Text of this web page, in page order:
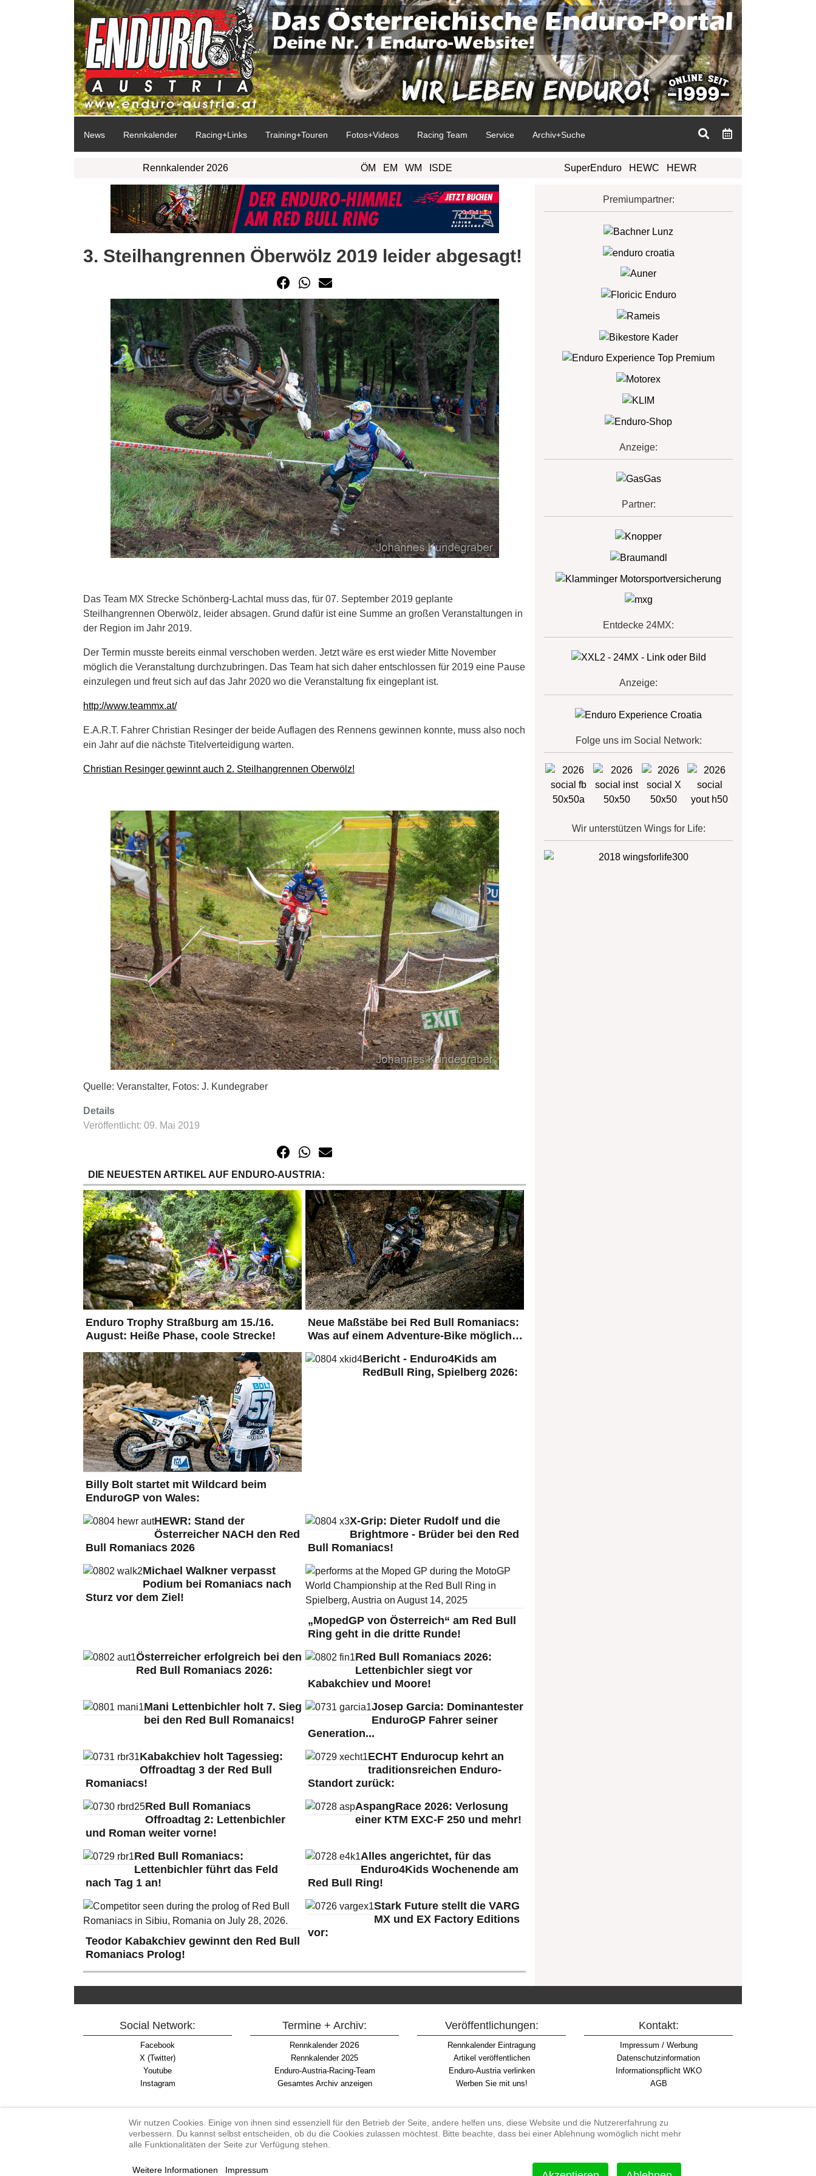
News Rennkalender Racing+Links Training+Touren Fotos+Videos Racing Team Service Archiv+Suche
Rennkalender 2026 ÖM EM WM ISDE SuperEnduro HEWC HEWR
3. Steilhangrennen Öberwölz 2019 leider abgesagt!
Das Team MX Strecke Schönberg-Lachtal muss das, für 07. September 2019 geplante
Steilhangrennen Oberwölz, leider absagen. Grund dafür ist eine Summe an großen Veranstaltungen in
der Region im Jahr 2019.
Der Termin musste bereits einmal verschoben werden. Jetzt wäre es erst wieder Mitte November
möglich die Veranstaltung durchzubringen. Das Team hat sich daher entschlossen für 2019 eine Pause
einzulegen und freut sich auf das Jahr 2020 wo die Veranstaltung fix eingeplant ist.
http://www.teammx.at/
E.A.R.T. Fahrer Christian Resinger der beide Auflagen des Rennens gewinnen konnte, muss also noch
ein Jahr auf die nächste Titelverteidigung warten.
Christian Resinger gewinnt auch 2. Steilhangrennen Oberwölz!
Quelle: Veranstalter, Fotos: J. Kundegraber
Details
Veröffentlicht: 09. Mai 2019
DIE NEUESTEN ARTIKEL AUF ENDURO-AUSTRIA:
Enduro Trophy Straßburg am 15./16.
August: Heiße Phase, coole Strecke!
Neue Maßstäbe bei Red Bull Romaniacs:
Was auf einem Adventure-Bike möglich…
Billy Bolt startet mit Wildcard beim
EnduroGP von Wales:
Bericht - Enduro4Kids am
RedBull Ring, Spielberg 2026:
HEWR: Stand der
Österreicher NACH den Red
Bull Romaniacs 2026
X-Grip: Dieter Rudolf und die
Brightmore - Brüder bei den Red
Bull Romaniacs!
Michael Walkner verpasst
Podium bei Romaniacs nach
Sturz vor dem Ziel!
„MopedGP von Österreich“ am Red Bull
Ring geht in die dritte Runde!
Österreicher erfolgreich bei den
Red Bull Romaniacs 2026:
Red Bull Romaniacs 2026:
Lettenbichler siegt vor
Kabakchiev und Moore!
Mani Lettenbichler holt 7. Sieg
bei den Red Bull Romanaics!
Josep Garcia: Dominantester
EnduroGP Fahrer seiner
Generation...
Kabakchiev holt Tagessieg:
Offroadtag 3 der Red Bull
Romaniacs!
ECHT Endurocup kehrt an
traditionsreichen Enduro-
Standort zurück:
Red Bull Romaniacs
Offroadtag 2: Lettenbichler
und Roman weiter vorne!
AspangRace 2026: Verlosung
einer KTM EXC-F 250 und mehr!
Red Bull Romaniacs:
Lettenbichler führt das Feld
nach Tag 1 an!
Alles angerichtet, für das
Enduro4Kids Wochenende am
Red Bull Ring!
Teodor Kabakchiev gewinnt den Red Bull
Romaniacs Prolog!
Stark Future stellt die VARG
MX und EX Factory Editions
vor:
Premiumpartner:
Anzeige:
Partner:
Entdecke 24MX:
Anzeige:
Folge uns im Social Network:
Wir unterstützen Wings for Life:
Social Network:
Facebook
X (Twitter)
Youtube
Instagram
Termine + Archiv:
Rennkalender2026
Rennkalender 2025
Enduro-Austria-Racing-Team
Gesamtes Archiv anzeigen
Veröffentlichungen:
Rennkalender Eintragung
Artikel veröffentlichen
Enduro-Austria verlinken
Werben Sie mit uns!
Kontakt:
Impressum / Werbung
Datenschutzinformation
Informationspflicht WKO
AGB
Begriff "Enduro" auf Wikipedia
#enduroaustria, #wirlebenenduro #enduroaustriaracingteam
Enduro-Austria, Enduro, Endurosport, Endurocross, Endurotraining, Endurotouren, Endurorennen, Hardenduro, Extreme Enduro
Wir nutzen Cookies. Einige von ihnen sind essenziell für den Betrieb der Seite, andere helfen uns, diese Website und die Nutzererfahrung zu
verbessern. Du kannst selbst entscheiden, ob du die Cookies zulassen möchtest. Bitte beachte, dass bei einer Ablehnung womöglich nicht mehr
alle Funktionalitäten der Seite zur Verfügung stehen.
Weitere Informationen Impressum